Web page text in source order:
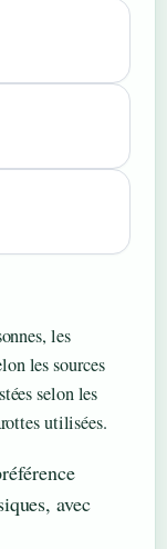
les
les sources
selon les
utilisées.
avec